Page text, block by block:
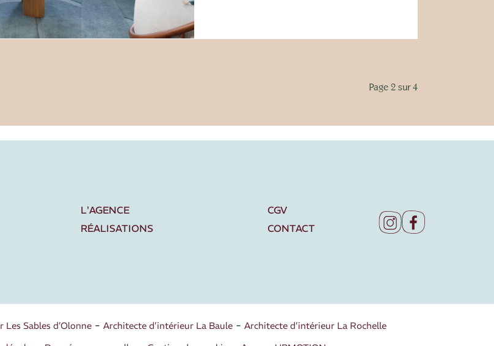
Page 2 sur 4
L'AGENCE
RÉALISATIONS
CGV
CONTACT
Sables d’Olonne Architecte d’intérieur La Baule
Architecte d’intérieur La Rochelle